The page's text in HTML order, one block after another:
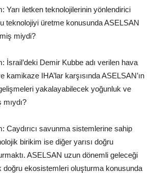
Yarı iletken teknolojilerinin yönlendirici
teknolojiyi üretme konusunda ASELSAN
miydi?
İsrail’deki Demir Kubbe adı verilen hava
IHA’lar karşısında ASELSAN’ın
yakalayabilecek yoğunluk ve
Caydırıcı savunma sistemlerine sahip
birikim ise diğer yarısı doğru
ASELSAN uzun dönemli geleceği
doğru ekosistemleri oluşturma konusunda